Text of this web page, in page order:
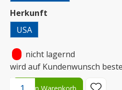
Herkunft
USA
nicht lagernd
wird auf Kundenwunsch
Produkt Anzahl: Gib den